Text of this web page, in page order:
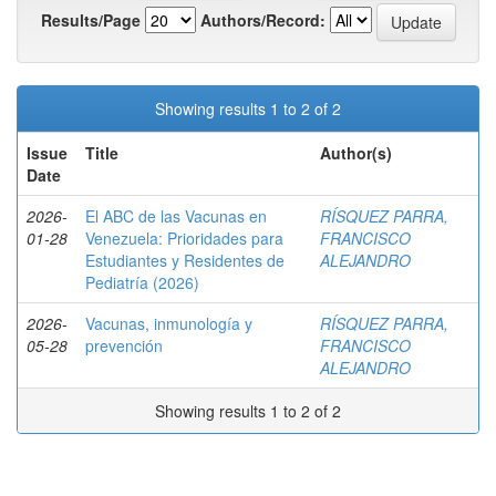
Results/Page
Authors/Record:
Showing results 1 to 2 of 2
Issue
Date
Title Author(s)
2026-
01-28
El ABC de las Vacunas en
Venezuela: Prioridades para
Estudiantes y Residentes de
Pediatría (2026)
RÍSQUEZ PARRA,
FRANCISCO
ALEJANDRO
2026-
05-28
Vacunas, inmunología y
prevención
RÍSQUEZ PARRA,
FRANCISCO
ALEJANDRO
Showing results 1 to 2 of 2